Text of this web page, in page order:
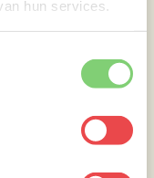
hun services.